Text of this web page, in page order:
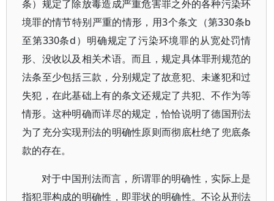
条）规定了除放毒造成严重危害罪之外的各种污染环
境罪的情节特别严重的情形，用3个条文（第330条b
至第330条d）明确规定了污染环境罪的从宽处罚情
形、没收以及相关术语。而且，规定具体罪刑规范的
法条至少包括三款，分别规定了故意犯、未遂犯和过
失犯，在此基础上有的条文还规定了共犯、不作为等
情形。这种明确而详尽的规定，恰恰说明了德国刑法
为了充分实现刑法的明确性原则而彻底杜绝了兜底条
款的存在。
对于中国刑法而言，所谓罪的明确性，实际上是
指犯罪构成的明确性，即罪状的明确性。不论从刑法